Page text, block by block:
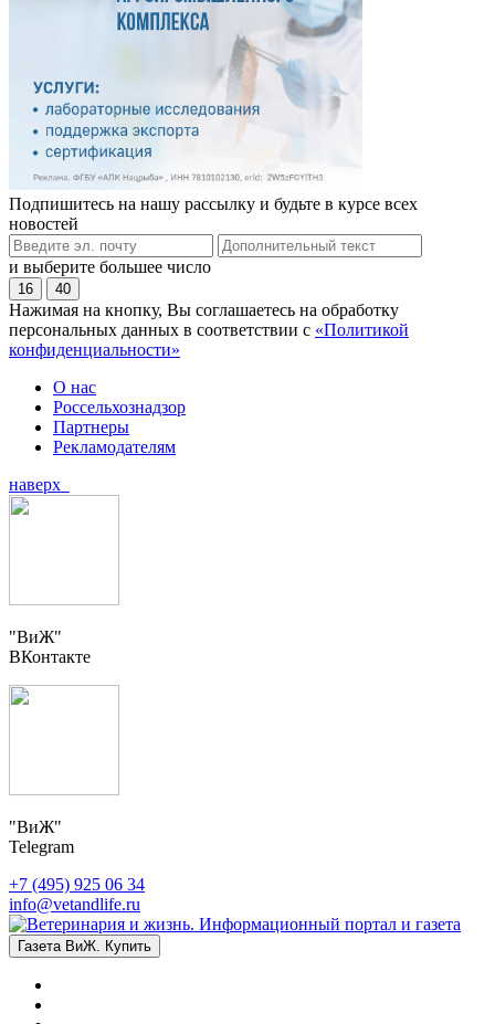
Подпишитесь на нашу рассылку и будьте в курсе всех
новостей
и выберите большее число
16 40
Нажимая на кнопку, Вы соглашаетесь на обработку
персональных данных в соответствии с «Политикой
конфиденциальности»
О нас
Россельхознадзор
Партнеры
Рекламодателям
наверх
"ВиЖ"
ВКонтакте
"ВиЖ"
Telegram
+7 (495) 925 06 34
info@vetandlife.ru
Газета ВиЖ. Купить